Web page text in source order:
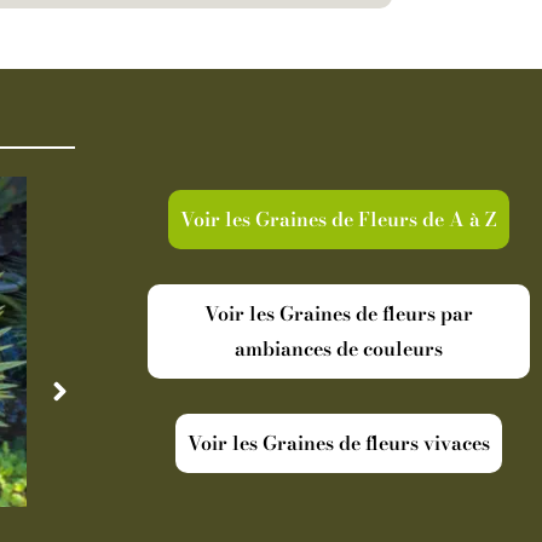
Voir les Graines de Fleurs de A à Z
Voir les Graines de fleurs par
ambiances de couleurs
Voir les Graines de fleurs vivaces